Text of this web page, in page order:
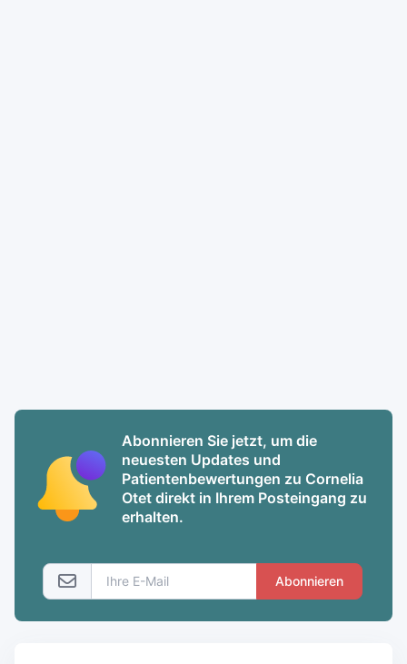
Abonnieren Sie jetzt, um die
neuesten Updates und
Patientenbewertungen zu Cornelia
Otet direkt in Ihrem Posteingang zu
erhalten.
Abonnieren